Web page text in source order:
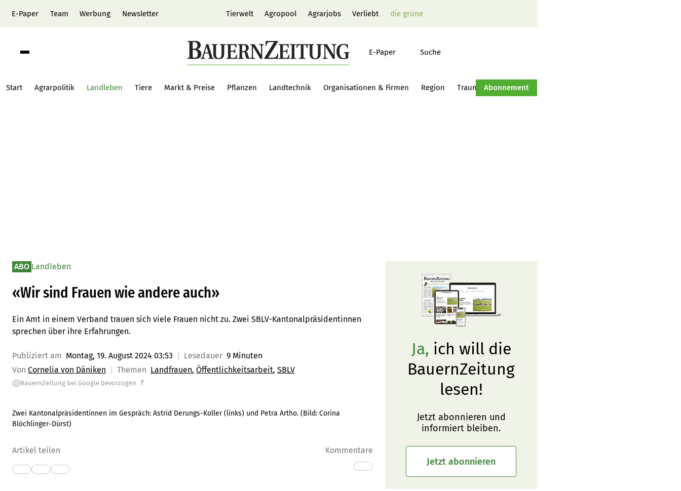
E-Paper Team Werbung Newsletter Tierwelt Agropool Agrarjobs Verliebt die grüne
E-Paper Suche
Start Agrarpolitik Landleben Tiere Markt & Preise Pflanzen Landtechnik Organisationen & Firmen Region Traumtraktor Hof-Management
Abonnement
ABO Landleben
«Wir sind Frauen wie andere auch»
Ein Amt in einem Verband trauen sich viele Frauen nicht zu. Zwei SBLV-Kantonalpräsidentinnen
sprechen über ihre Erfahrungen.
Publiziert am Montag, 19. August 2024 03:53 Lesedauer 9 Minuten
Von Cornelia von Däniken Themen Landfrauen Öffentlichkeitsarbeit SBLV
G BauernZeitung bei Google bevorzugen ?
Zwei Kantonalpräsidentinnen im Gespräch: Astrid Derungs-Koller (links) und Petra Artho. (Bild: Corina
Blöchlinger-Dürst)
Artikel teilen Kommentare
Ja, ich will die
BauernZeitung
lesen!
Jetzt abonnieren und
informiert bleiben.
Jetzt abonnieren